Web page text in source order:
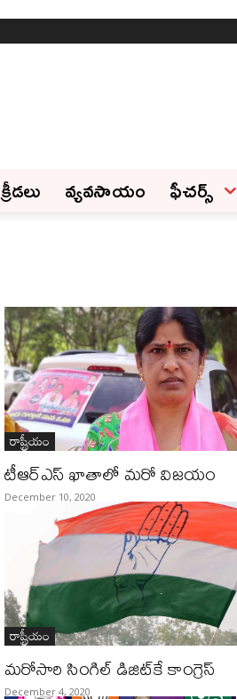
క్రీడలు వ్యవసాయం ఫీచ‌ర్స్ ‌
రాష్ట్రీయం
టీఆర్ఎస్ ఖాతాలో మరో విజయం
December 10, 2020
రాష్ట్రీయం
మరోసారి సింగిల్‌ డిజిట్‌కే కాంగ్రెస్‌
December 4, 2020